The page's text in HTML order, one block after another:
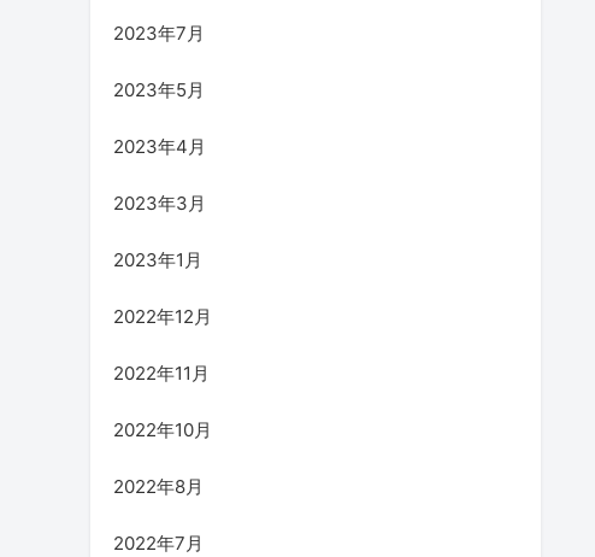
2023年7月
2023年5月
2023年4月
2023年3月
2023年1月
2022年12月
2022年11月
2022年10月
2022年8月
2022年7月